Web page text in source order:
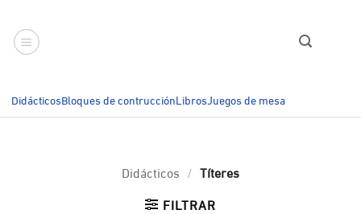
contenido
DidácticosBloques de contrucciónLibrosJuegos de mesa
Didácticos / Títeres
FILTRAR